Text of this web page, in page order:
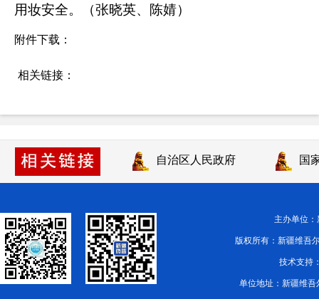
用妆安全。（张晓英、陈婧）
附件下载：
相关链接：
自治区人民政府 国
主办单位
版权所有：新疆维吾
技术支持
单位地址：新疆维